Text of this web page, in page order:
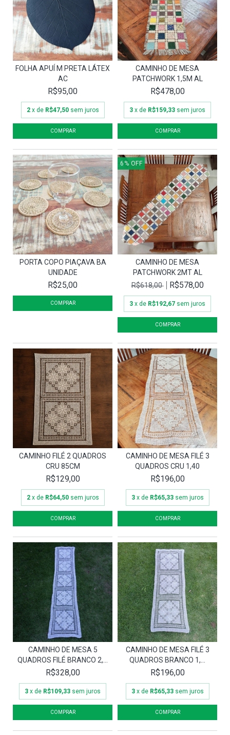
FOLHA APUÍ M PRETA LÁTEX
AC
R$95,00
2 x de R$47,50 sem juros
CAMINHO DE MESA
PATCHWORK 1,5M AL
R$478,00
3 x de R$159,33 sem juros
PORTA COPO PIAÇAVA BA
UNIDADE
R$25,00
6 % OFF
CAMINHO DE MESA
PATCHWORK 2MT AL
R$618,00
R$578,00
3 x de R$192,67 sem juros
CAMINHO FILÉ 2 QUADROS
CRU 85CM
R$129,00
2 x de R$64,50 sem juros
CAMINHO DE MESA FILÉ 3
QUADROS CRU 1,40
R$196,00
3 x de R$65,33 sem juros
CAMINHO DE MESA 5
QUADROS FILÉ BRANCO 2,...
R$328,00
3 x de R$109,33 sem juros
CAMINHO DE MESA FILÉ 3
QUADROS BRANCO 1,...
R$196,00
3 x de R$65,33 sem juros